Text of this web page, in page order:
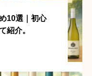
10選｜初心
紹介。